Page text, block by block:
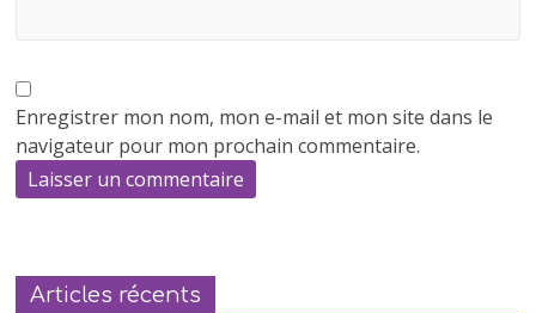
Enregistrer mon nom, mon e-mail et mon site dans le
navigateur pour mon prochain commentaire.
Articles récents